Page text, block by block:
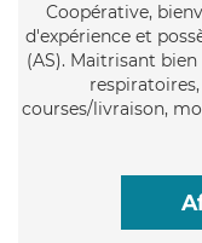
Coopérative,
d'expérience et
(AS). Maitrisant
courses/livraison,